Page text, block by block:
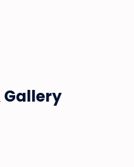
Gallery